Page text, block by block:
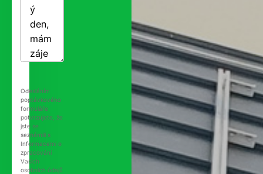
Odesláním
poptávkového
formuláře
potvrzujete, že
jste se
seznámili s
Informacemi o
zpracování
Vašich
osobních údajů